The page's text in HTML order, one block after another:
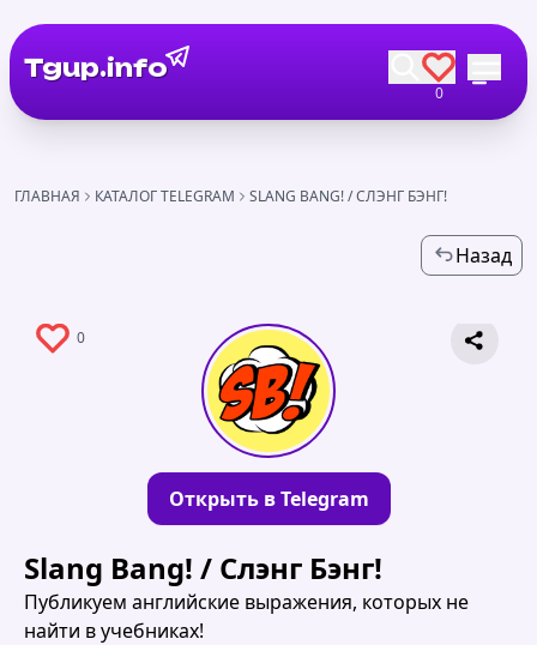
Tgup.info
0
ГЛАВНАЯ КАТАЛОГ TELEGRAM SLANG BANG! / СЛЭНГ БЭНГ!
Назад
0
Открыть в Telegram
Slang Bang! / Слэнг Бэнг!
Публикуем английские выражения, которых не
найти в учебниках!